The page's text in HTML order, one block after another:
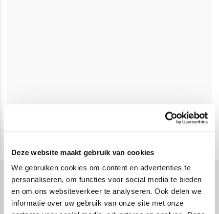
Deze website maakt gebruik van cookies
We gebruiken cookies om content en advertenties te
personaliseren, om functies voor social media te bieden
en om ons websiteverkeer te analyseren. Ook delen we
informatie over uw gebruik van onze site met onze
Presentatieboeken
Presentatieboeken zijn een onmisbaar hulpmiddel